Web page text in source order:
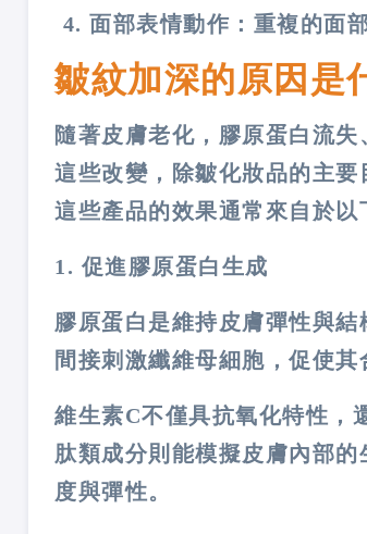
面部表情動作：重複的面
皺紋加深的原因是
隨著皮膚老化，膠原蛋白流
這些改變，除皺化妝品的主
這些產品的效果通常來自於以
1. 促進膠原蛋白生成
膠原蛋白是維持皮膚彈性與
間接刺激纖維母細胞，促使其
維生素C不僅具抗氧化特性，
肽類成分則能模擬皮膚內部
度與彈性。